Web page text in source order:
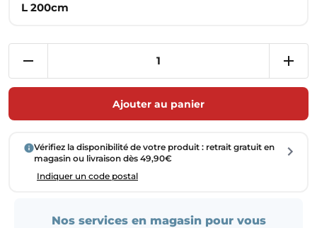
L 200cm
Ajouter au panier
Vérifiez la disponibilité de votre produit : retrait gratuit en
magasin ou livraison dès 49,90€
Indiquer un code postal
Nos services en magasin pour vous